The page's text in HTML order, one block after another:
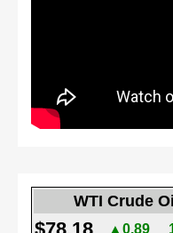
WTI Crude
▲0.89